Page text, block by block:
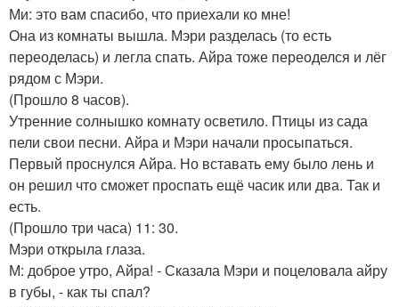
Ми: это вам спасибо, что приехали ко мне!
Она из комнаты вышла. Мэри разделась (то есть
переоделась) и легла спать. Айра тоже переоделся и лёг
рядом с Мэри.
(Прошло 8 часов).
Утренние солнышко комнату осветило. Птицы из сада
пели свои песни. Айра и Мэри начали просыпаться.
Первый проснулся Айра. Но вставать ему было лень и
он решил что сможет проспать ещё часик или два. Так и
есть.
(Прошло три часа) 11: 30.
Мэри открыла глаза.
М: доброе утро, Айра! - Сказала Мэри и поцеловала айру
в губы, - как ты спал?